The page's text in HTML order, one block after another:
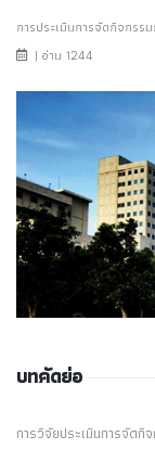
การประเมินการจัดกิจกรร
| อ่าน 1244
บทคัดย่อ
การวิจัยประเมินการจัด